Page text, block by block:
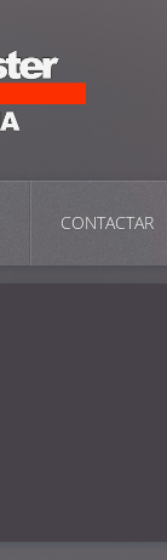
CONTACTAR